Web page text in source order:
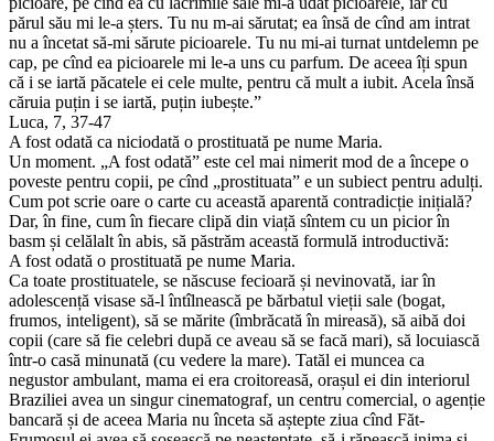
părul său mi le-a șters. Tu nu m-ai sărutat; ea însă de cînd am intrat
nu a încetat să-mi sărute picioarele. Tu nu mi-ai turnat untdelemn pe
cap, pe cînd ea picioarele mi le-a uns cu parfum. De aceea îți spun
că i se iartă păcatele ei cele multe, pentru că mult a iubit. Acela însă
căruia puțin i se iartă, puțin iubește.”
Luca, 7, 37-47
A fost odată ca niciodată o prostituată pe nume Maria.
Un moment. „A fost odată” este cel mai nimerit mod de a începe o
poveste pentru copii, pe cînd „prostituata” e un subiect pentru adulți.
Cum pot scrie oare o carte cu această aparentă contradicție inițială?
Dar, în fine, cum în fiecare clipă din viață sîntem cu un picior în
basm și celălalt în abis, să păstrăm această formulă introductivă:
A fost odată o prostituată pe nume Maria.
Ca toate prostituatele, se născuse fecioară și nevinovată, iar în
adolescență visase să-l întîlnească pe bărbatul vieții sale (bogat,
frumos, inteligent), să se mărite (îmbrăcată în mireasă), să aibă doi
copii (care să fie celebri după ce aveau să se facă mari), să locuiască
într-o casă minunată (cu vedere la mare). Tatăl ei muncea ca
negustor ambulant, mama ei era croitoreasă, orașul ei din interiorul
Braziliei avea un singur cinematograf, un centru comercial, o agenție
bancară și de aceea Maria nu înceta să aștepte ziua cînd Făt-